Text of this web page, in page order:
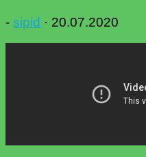
- sipid · 20.07.2020